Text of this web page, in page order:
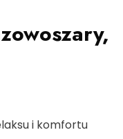
i komfortu